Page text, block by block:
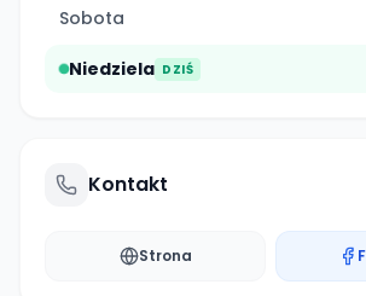
Sobota
Niedziela DZIŚ
Kontakt
Strona